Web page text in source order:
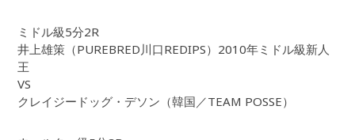
ミドル級5分2R
井上雄策（PUREBRED川口REDIPS）2010年ミドル級新人
王
VS
クレイジードッグ・デソン（韓国／TEAM POSSE）